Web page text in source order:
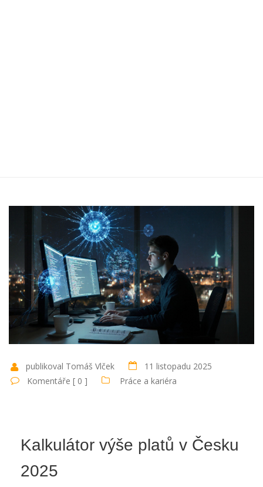
publikoval Tomáš Vlček
11 listopadu 2025
Komentáře [ 0 ]
Práce a kariéra
Kalkulátor výše platů v Česku
2025